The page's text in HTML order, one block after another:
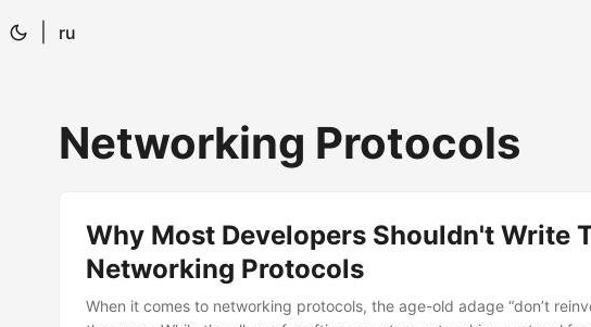
ru
Networking Protocols
Why Most Developers Shouldn't Write
Networking Protocols
When it comes to networking protocols, the age-old adage “don’t